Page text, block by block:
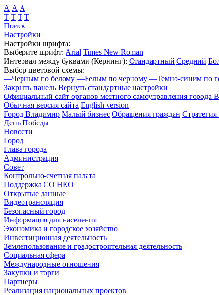
А А А
Т Т Т Т
Поиск
Настройки
Настройки шрифта:
Выберите шрифт: Arial Times New Roman
Интервал между буквами (Кернинг): Стандартный Средний
Выбор цветовой схемы:
—Черным по белому —Белым по черному —Темно-синим по
Закрыть панель Вернуть стандартные настройки
Официальный сайт органов местного самоуправления города
Обычная версия сайта English version
Город Владимир Малый бизнес Обращения граждан Стратегия
День Победы
Новости
Город
Глава города
Администрация
Совет
Контрольно-счетная палата
Поддержка СО НКО
Открытые данные
Видеотрансляция
Безопасный город
Информация для населения
Экономика и городское хозяйство
Инвестиционная деятельность
Землепользование и градостроительная деятельность
Социальная сфера
Международные отношения
Закупки и торги
Партнеры
Реализация национальных проектов